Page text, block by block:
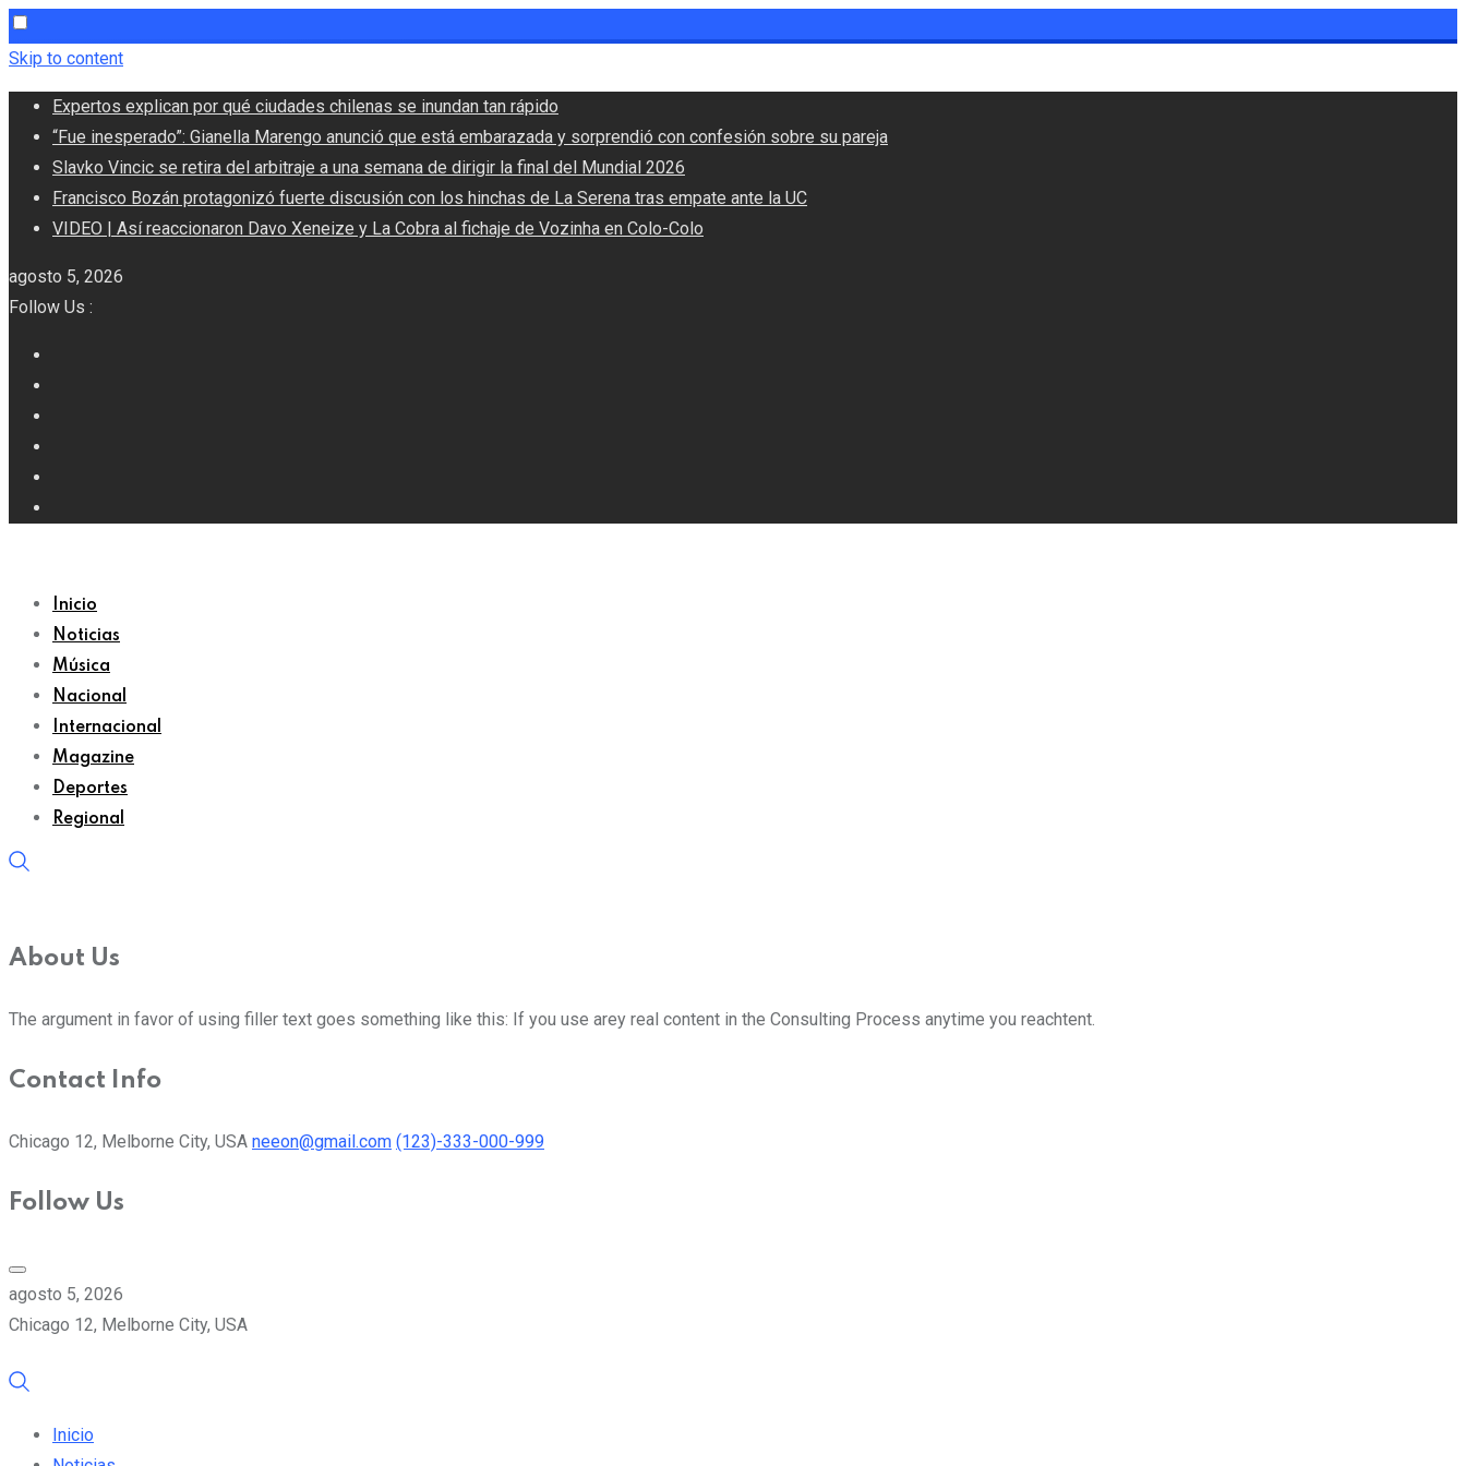
Skip to content
Expertos explican por qué ciudades chilenas se inundan tan rápido
“Fue inesperado”: Gianella Marengo anunció que está embarazada y sorprendió con confesión sobre su pareja
Slavko Vincic se retira del arbitraje a una semana de dirigir la final del Mundial 2026
Francisco Bozán protagonizó fuerte discusión con los hinchas de La Serena tras empate ante la UC
VIDEO | Así reaccionaron Davo Xeneize y La Cobra al fichaje de Vozinha en Colo-Colo
agosto 5, 2026
Follow Us :
Inicio
Noticias
Música
Nacional
Internacional
Magazine
Deportes
Regional
About Us
The argument in favor of using filler text goes something like this: If you use arey real content in the Consulting Process anytime you reachtent.
Contact Info
Chicago 12, Melborne City, USA neeon@gmail.com (123)-333-000-999
Follow Us
agosto 5, 2026
Chicago 12, Melborne City, USA
Inicio